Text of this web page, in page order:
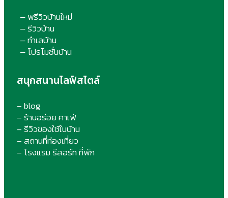
– พรีวิวบ้านใหม่
– รีวิวบ้าน
– ทำเลบ้าน
– โปรโมชั่นบ้าน
สนุกสนานไลฟ์สไตล์
– blog
– ร้านอร่อย คาเฟ่
– รีวิวของใช้ในบ้าน
– สถานที่ท่องเที่ยว
– โรงแรม รีสอร์ท ที่พัก